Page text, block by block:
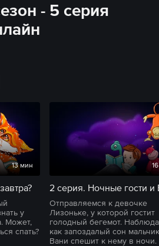
- 5 серия
13 мин
у
Может,
спать?
Отправляемся к девочке
Лизоньке, у которой гостит
голодный бегемот.
как запоздалый сон
Вани спешит к нему в ночи.